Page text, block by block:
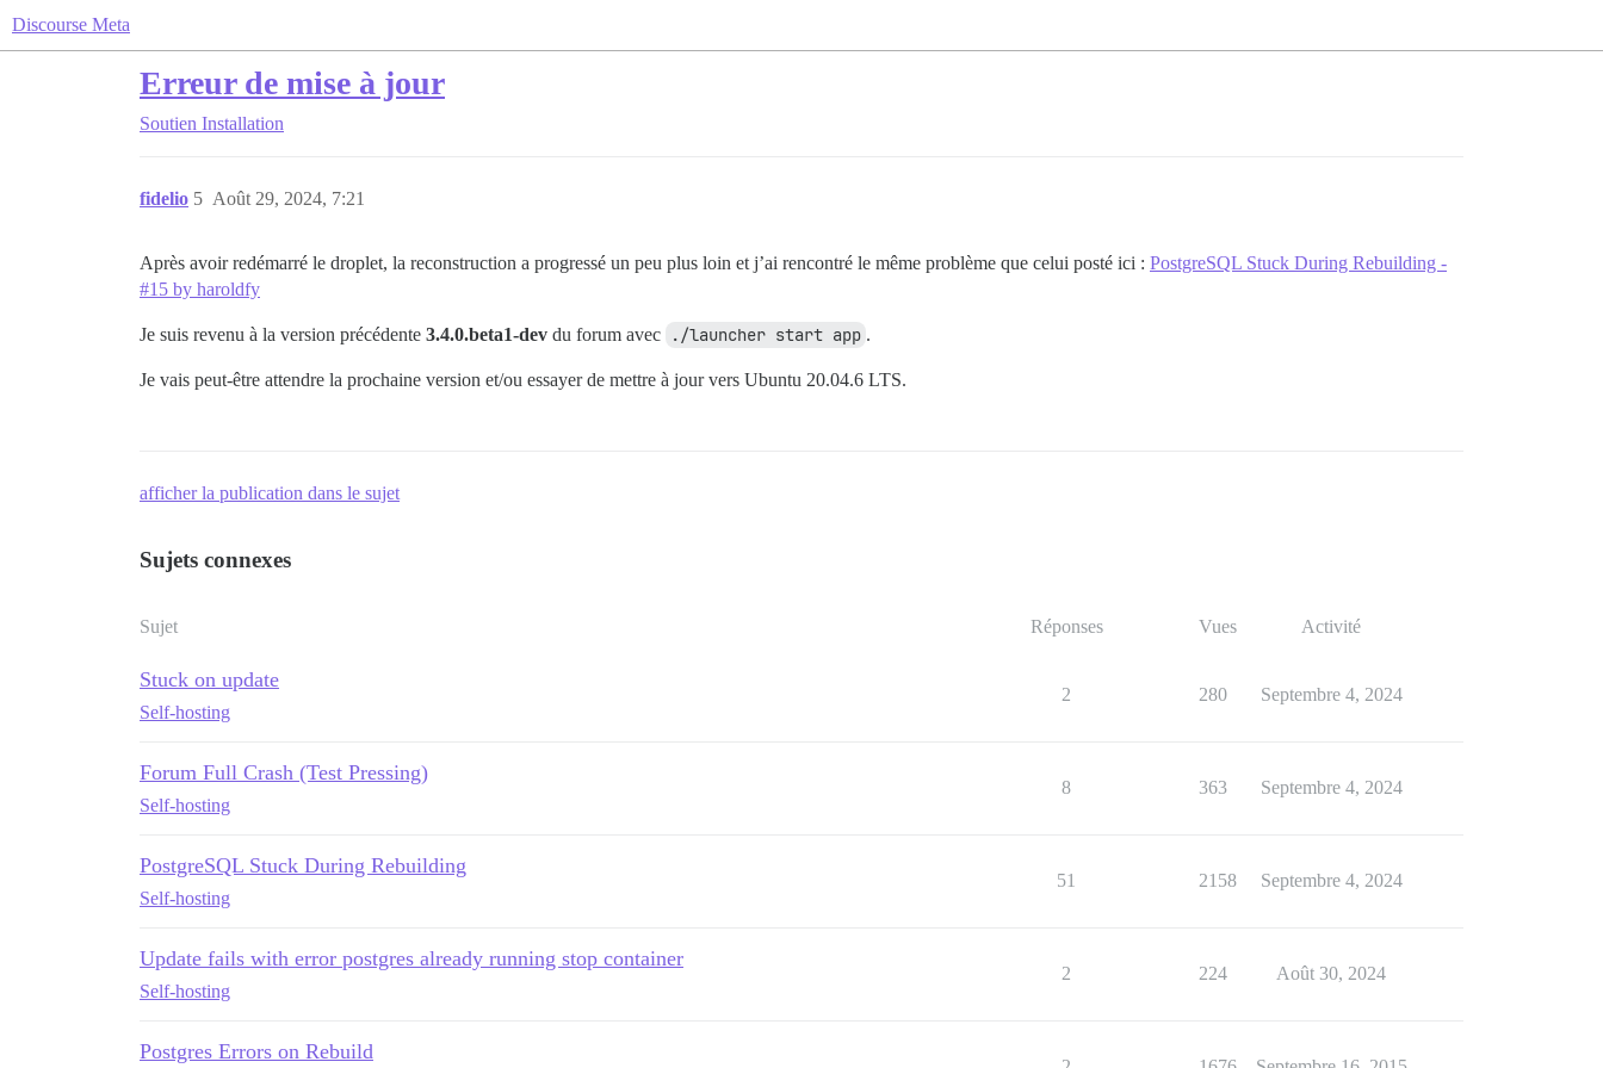
Discourse Meta
Erreur de mise à jour
Soutien Installation
fidelio Août 29, 2024, 7:21
5
Après avoir redémarré le droplet, la reconstruction a progressé un peu plus loin et j’ai rencontré le même problème que celui posté ici : PostgreSQL Stuck During Rebuilding -
#15 by haroldfy
Je suis revenu à la version précédente 3.4.0.beta1-dev du forum avec ./launcher start app .
Je vais peut-être attendre la prochaine version et/ou essayer de mettre à jour vers Ubuntu 20.04.6 LTS.
afficher la publication dans le sujet
Sujets connexes
Sujet Réponses Vues Activité
Stuck on update
Self-hosting
2 280 Septembre 4, 2024
Forum Full Crash (Test Pressing)
Self-hosting
8 363 Septembre 4, 2024
PostgreSQL Stuck During Rebuilding
Self-hosting
51 2158 Septembre 4, 2024
Update fails with error postgres already running stop container
Self-hosting
2 224 Août 30, 2024
Postgres Errors on Rebuild